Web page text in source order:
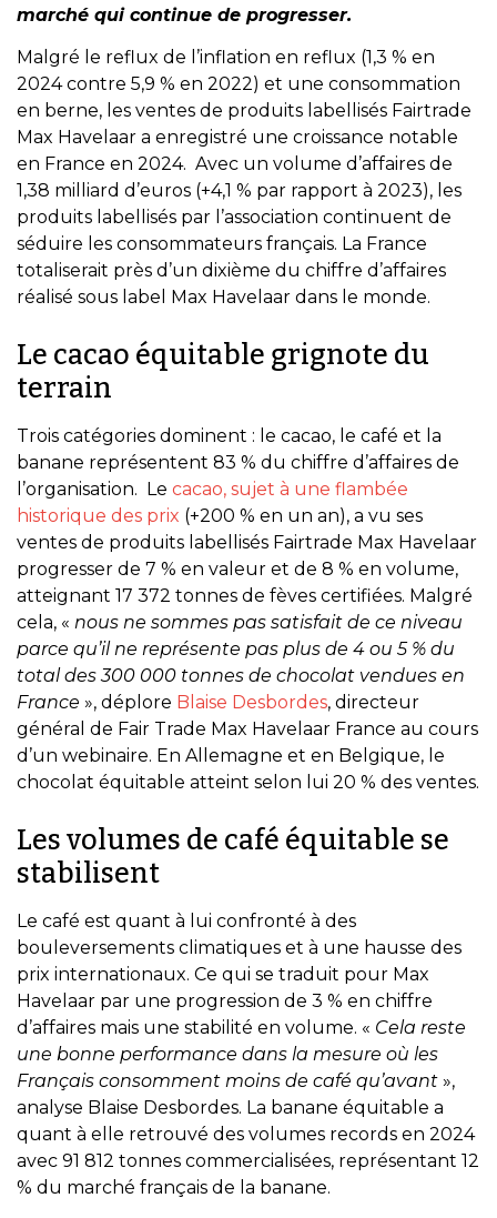
marché qui continue de progresser.
Malgré le reflux de l’inflation en reflux (1,3 % en
2024 contre 5,9 % en 2022) et une consommation
en berne, les ventes de produits labellisés Fairtrade
Max Havelaar a enregistré une croissance notable
en France en 2024. ​ Avec un volume d’affaires de
1,38 milliard d’euros (+4,1 % par rapport à 2023), les
produits labellisés par l’association continuent de
séduire les consommateurs français. La France
totaliserait près d’un dixième du chiffre d’affaires
réalisé sous label Max Havelaar dans le monde.
Le cacao équitable grignote du
terrain
Trois catégories dominent : le cacao, le café et la
banane représentent 83 % du chiffre d’affaires de
l’organisation. ​ Le cacao, sujet à une flambée
historique des prix (+200 % en un an), a vu ses
ventes de produits labellisés Fairtrade Max Havelaar
progresser de 7 % en valeur et de 8 % en volume,
atteignant 17 372 tonnes de fèves certifiées. Malgré
cela, « nous ne sommes pas satisfait de ce niveau
parce qu’il ne représente pas plus de 4 ou 5 % du
total des 300 000 tonnes de chocolat vendues en
France », déplore Blaise Desbordes, directeur
général de Fair Trade Max Havelaar France au cours
d’un webinaire. En Allemagne et en Belgique, le
chocolat équitable atteint selon lui 20 % des ventes.
Les volumes de café équitable se
stabilisent
Le café est quant à lui confronté à des
bouleversements climatiques et à une hausse des
prix internationaux. Ce qui se traduit pour Max
Havelaar par une progression de 3 % en chiffre
d’affaires mais une stabilité en volume. « Cela reste
une bonne performance dans la mesure où les
Français consomment moins de café qu’avant »,
analyse Blaise Desbordes. La banane équitable a
quant à elle retrouvé des volumes records en 2024
avec 91 812 tonnes commercialisées, représentant 12
% du marché français de la banane. ​